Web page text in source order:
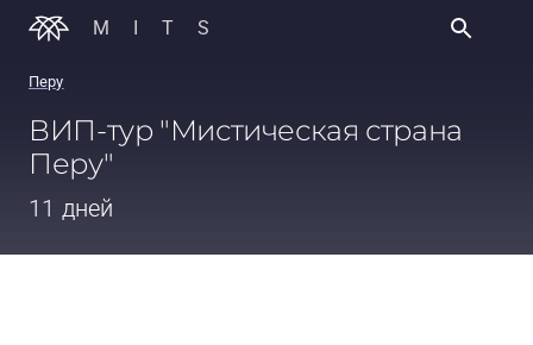
MITS
Перу
ВИП-тур "Мистическая страна
Перу"
11 дней